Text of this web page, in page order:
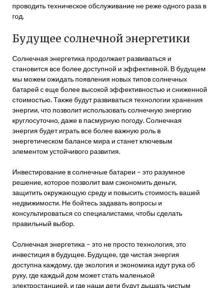
проводить техническое обслуживание не реже одного раза в
год.
Будущее солнечной энергетики
Солнечная энергетика продолжает развиваться и
становится все более доступной и эффективной. В будущем
мы можем ожидать появления новых типов солнечных
батарей с еще более высокой эффективностью и сниженной
стоимостью. Также будут развиваться технологии хранения
энергии, что позволит использовать солнечную энергию
круглосуточно, даже в пасмурную погоду. Солнечная
энергия будет играть все более важную роль в
энергетическом балансе мира и станет ключевым
элементом устойчивого развития.
Инвестирование в солнечные батареи – это разумное
решение, которое позволит вам сэкономить деньги,
защитить окружающую среду и повысить стоимость вашей
недвижимости. Не бойтесь задавать вопросы и
консультироваться со специалистами, чтобы сделать
правильный выбор.
Солнечная энергетика – это не просто технология, это
инвестиция в будущее. Будущее, где чистая энергия
доступна каждому, где экология и экономика идут рука об
руку, где каждый дом может стать маленькой
электростанцией, и где наши дети будут дышать чистым